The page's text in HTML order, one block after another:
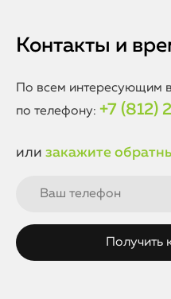
наш опыт и
Контакты и
По всем интересующим
по телефону: +7 (812)
или закажите